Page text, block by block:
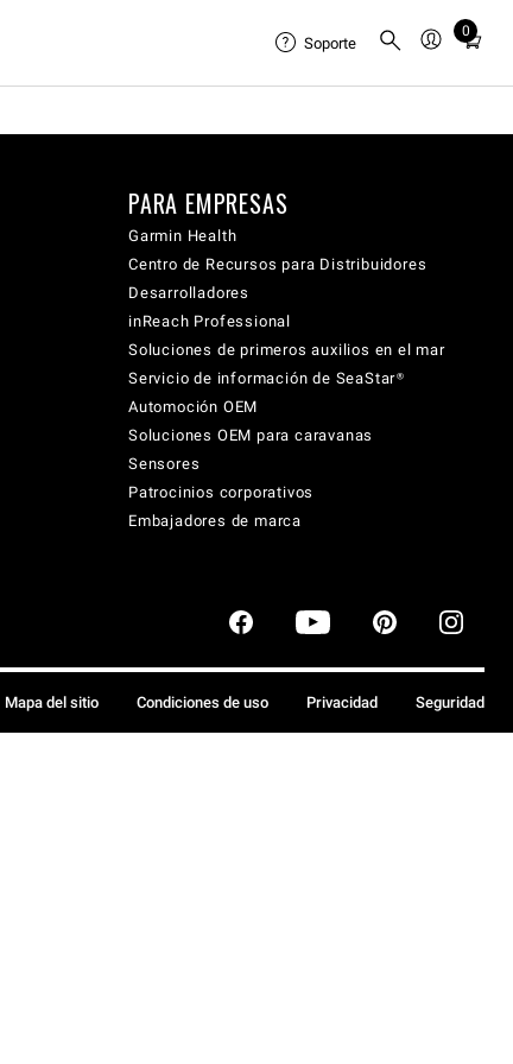
Soporte
0
Total
cart:
PARA EMPRESAS
Garmin Health
Centro de Recursos para Distribuidores
Desarrolladores
inReach Professional
Soluciones de primeros auxilios en el mar
Servicio de información de SeaStar®
Automoción OEM
Soluciones OEM para caravanas
Sensores
Patrocinios corporativos
Embajadores de marca
Mapa del sitio Condiciones de uso Privacidad Seguridad